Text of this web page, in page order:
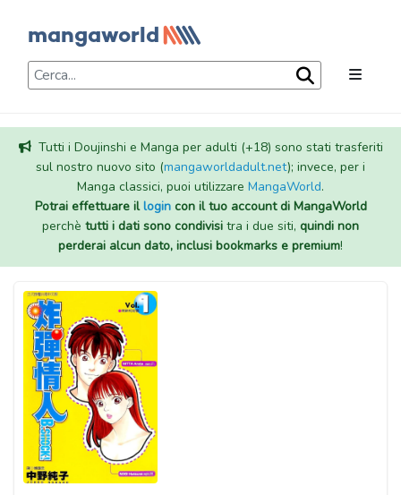
Tutti i Doujinshi e Manga per adulti (+18) sono stati trasferiti
sul nostro nuovo sito (mangaworldadult.net); invece, per i
Manga classici, puoi utilizzare MangaWorld.
Potrai effettuare illogincon il tuo account di MangaWorld
perchè tutti i dati sono condivisi tra i due siti, quindi non
perderai alcun dato, inclusi bookmarks e premium!